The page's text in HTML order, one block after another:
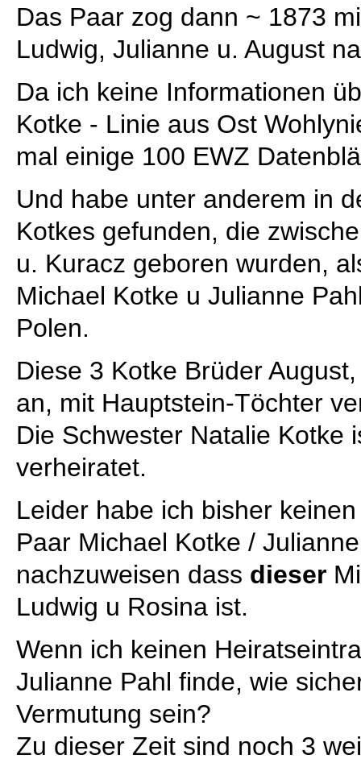
Das Paar zog dann ~ 1873
Ludwig, Julianne u. August
Da ich keine Informationen
Kotke - Linie aus Ost
mal einige 100 EWZ
Und habe unter anderem in
Kotkes gefunden, die
u. Kuracz geboren wurden,
Michael Kotke u Julianne
Polen.
Diese 3 Kotke Brüder
an, mit Hauptstein-Töchter
Die Schwester Natalie Kotke
verheiratet.
Leider habe ich bisher
Paar Michael Kotke /
nachzuweisen dass dieser
Ludwig u Rosina ist.
Wenn ich keinen
Julianne Pahl finde, wie
Vermutung sein?
Zu dieser Zeit sind noch 3